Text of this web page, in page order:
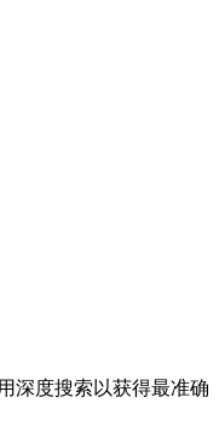
深度搜索以获得最准确